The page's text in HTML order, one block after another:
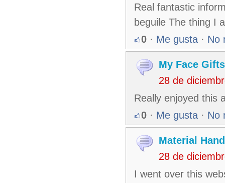
Real fantastic
beguile The thing I
0 · Me gusta · No
My Face
28 de
Really enjoyed this
0 · Me gusta · No
Material
28 de
I went over this